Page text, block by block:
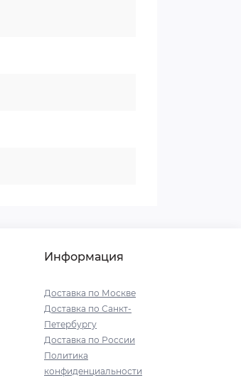
Информация
Доставка по Москве
Доставка по Санкт-
Петербургу
Доставка по России
Политика
конфиденциальности